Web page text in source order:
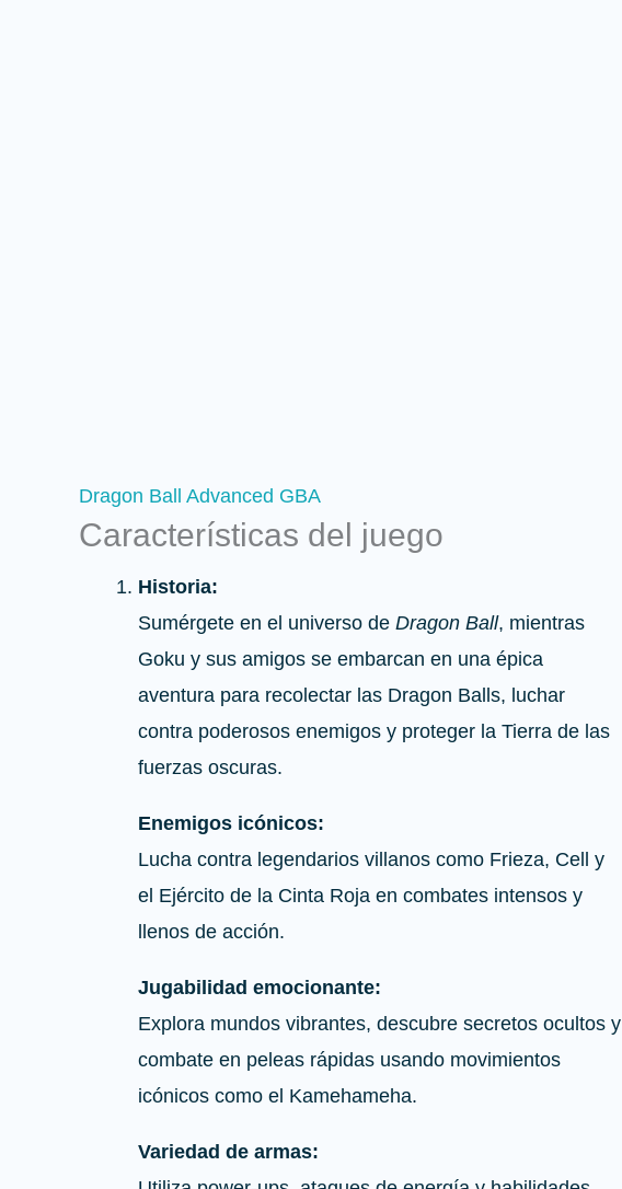
Dragon Ball Advanced GBA
Características del juego
Historia:
Sumérgete en el universo de Dragon Ball, mientras
Goku y sus amigos se embarcan en una épica
aventura para recolectar las Dragon Balls, luchar
contra poderosos enemigos y proteger la Tierra de las
fuerzas oscuras.
Enemigos icónicos:
Lucha contra legendarios villanos como Frieza, Cell y
el Ejército de la Cinta Roja en combates intensos y
llenos de acción.
Jugabilidad emocionante:
Explora mundos vibrantes, descubre secretos ocultos y
combate en peleas rápidas usando movimientos
icónicos como el Kamehameha.
Variedad de armas: